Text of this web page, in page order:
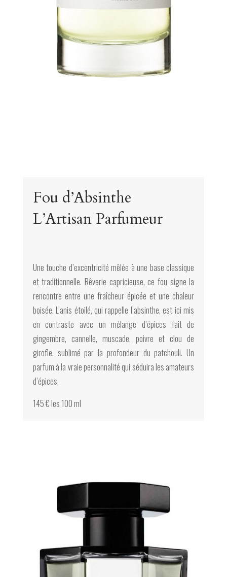
Fou d’Absinthe
L’Artisan Parfumeur
Une touche d’excentricité mêlée à une base classique
et traditionnelle. Rêverie capricieuse, ce fou signe la
rencontre entre une fraîcheur épicée et une chaleur
boisée. L’anis étoilé, qui rappelle l’absinthe, est ici mis
en contraste avec un mélange d’épices fait de
gingembre, cannelle, muscade, poivre et clou de
girofle, sublimé par la profondeur du patchouli. Un
parfum à la vraie personnalité qui séduira les amateurs
d’épices.
145 € les 100 ml